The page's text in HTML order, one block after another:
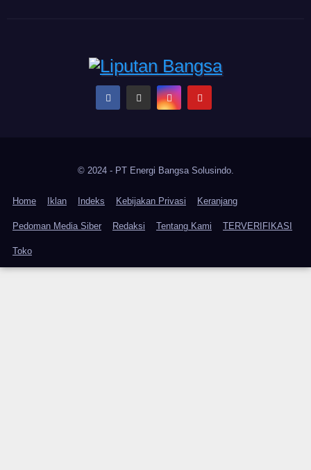
© 2024 - PT Energi Bangsa Solusindo.
Home Iklan Indeks Kebijakan Privasi Keranjang
Pedoman Media Siber Redaksi Tentang Kami TERVERIFIKASI
Toko